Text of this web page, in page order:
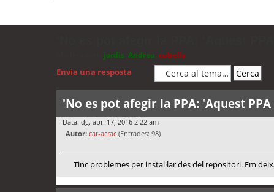
jordis Andreu cubells
Envia una resposta
'No es pot afegir la PPA: 'Aquest
Data: dg. abr. 17, 2016 2:22 am
Autor: cat-acrac (Entrades: 98)
Tinc problemes per instal·lar des del repositori. Em